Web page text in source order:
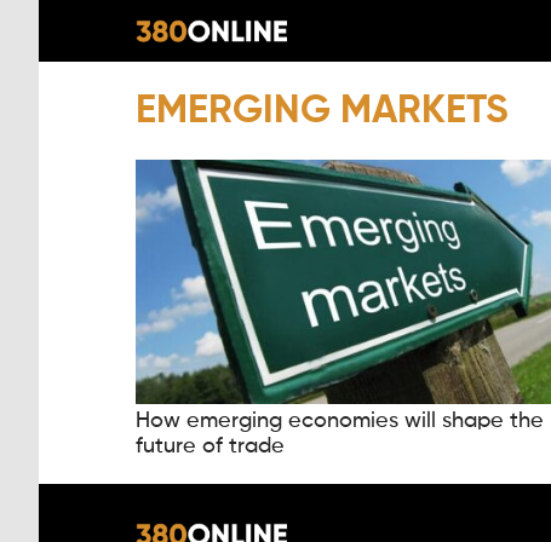
EMERGING MARKETS
How emerging economies will shape the
future of trade